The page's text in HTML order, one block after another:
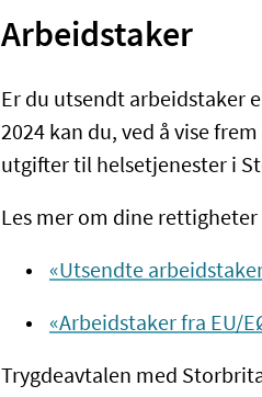
Arbeidstaker
Er du utsendt arbeidstaker
2024 kan du, ved å vise
utgifter til helsetjenester i
Les mer om dine
«Utsendte
«Arbeidstaker fra EU/
Trygdeavtalen med